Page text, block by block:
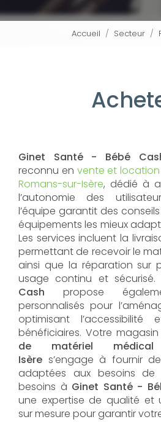
Accueil Secteur
Ginet Santé - Bébé
reconnu en vente et
Romans-sur-Isère, dédié à
l’autonomie des
l’équipe garantit des
équipements les mieux
Les services incluent la
permettant de recevoir le
ainsi que la réparation sur
usage continu et sécurisé.
Cash propose
personnalisés pour
optimisant
bénéficiaires. Votre
de matériel
Isère s’engage à fournir
adaptées aux besoins de
besoins à Ginet Santé -
une expertise de qualité et
sur mesure pour garantir